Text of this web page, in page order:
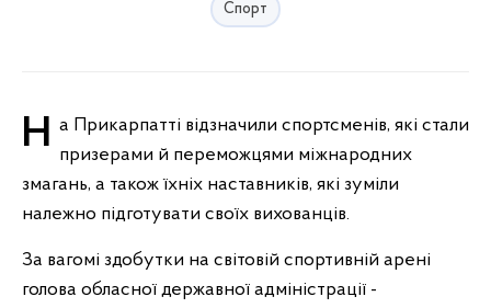
Спорт
На Прикарпатті відзначили спортсменів, які стали призерами й переможцями міжнародних
змагань, а також їхніх наставників, які зуміли
належно підготувати своїх вихованців.
За вагомі здобутки на світовій спортивній арені
голова обласної державної адміністрації -